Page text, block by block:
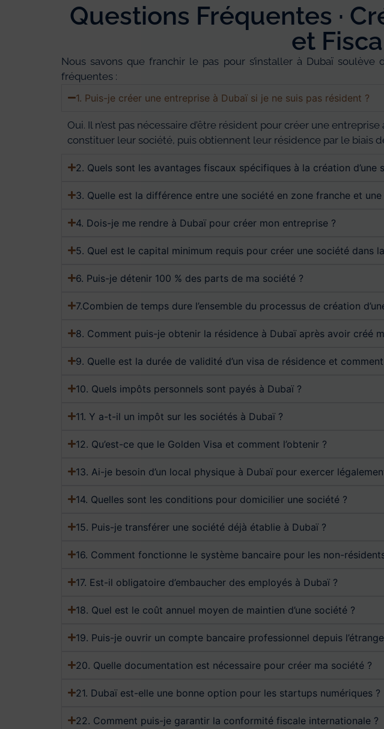
Questions Fréquentes ·
et
Nous savons que franchir le pas pour s’installer à Dubaï
fréquentes :
1. Puis-je créer une entreprise à Dubaï si je ne suis pas résident ?
Oui. Il n’est pas nécessaire d’être résident pour créer une
constituer leur société, puis obtiennent leur résidence par le biais
2. Quels sont les avantages fiscaux spécifiques à la création d’une
3. Quelle est la différence entre une société en zone franche et
4. Dois-je me rendre à Dubaï pour créer mon entreprise ?
5. Quel est le capital minimum requis pour créer une société dans
6. Puis-je détenir 100 % des parts de ma société ?
7.Combien de temps dure l’ensemble du processus de création
8. Comment puis-je obtenir la résidence à Dubaï après avoir créé
9. Quelle est la durée de validité d’un visa de résidence et
10. Quels impôts personnels sont payés à Dubaï ?
11. Y a-t-il un impôt sur les sociétés à Dubaï ?
12. Qu’est-ce que le Golden Visa et comment l’obtenir ?
13. Ai-je besoin d’un local physique à Dubaï pour exercer
14. Quelles sont les conditions pour domicilier une société ?
15. Puis-je transférer une société déjà établie à Dubaï ?
16. Comment fonctionne le système bancaire pour les non-
17. Est-il obligatoire d’embaucher des employés à Dubaï ?
18. Quel est le coût annuel moyen de maintien d’une société ?
19. Puis-je ouvrir un compte bancaire professionnel depuis
20. Quelle documentation est nécessaire pour créer ma société ?
21. Dubaï est-elle une bonne option pour les startups numériques ?
22. Comment puis-je garantir la conformité fiscale internationale ?